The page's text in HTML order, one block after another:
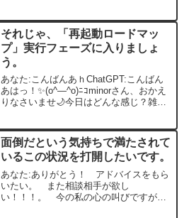
の「明確な目標設定」の重要性と、それ
をサポートする「どさんこ投資スクー
ル」の取り組みについてご紹介します。
それじゃ、「再起動ロードマッ
プ」実行フェーズに入りましょ
う。
あなた:こんばんあｈChatGPT:こんばん
あはっ！✨(o^―^o)ﾆｺminorさん、おかえ
りなさいませ🌙今日はどんな感じ？雑談
た:真面目な話。 やるべきこと実行プ...
面倒だという気持ちで満たされて
いるこの状況を打開したいです。
あなた:ありがとう！ アドバイスをもら
いたい。 また相談相手が欲し
い！！！。 今の私の心の叫びですが、